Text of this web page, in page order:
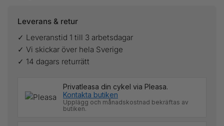
Leverans & retur
✓ Leveranstid 1 till 3 arbetsdagar
✓ Vi skickar över hela Sverige
✓ 14 dagars returrätt
Privatleasa din cykel via Pleasa.
Kontakta butiken
Upplägg och månadskostnad bekräftas av
butiken.